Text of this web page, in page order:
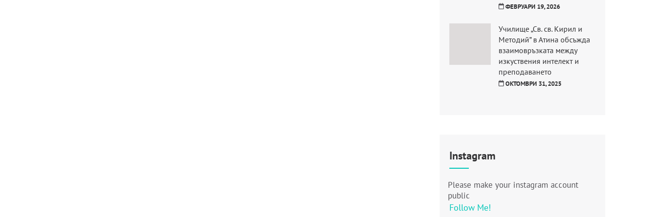
ФЕВРУАРИ 19, 2026
Училище „Св. св. Кирил и
Методий” в Атина обсъжда
взаимовръзката между
изкуствения интелект и
преподаването
ОКТОМВРИ 31, 2025
Instagram
Please make your instagram account
public
Follow Me!